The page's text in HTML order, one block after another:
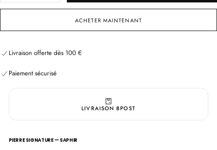
quantité
de
Gel
douche
quantité
de
Gel
douche
ACHETER MAINTENANT
Livraison offerte dès 100 €
Livraison offerte dès 100 €
Paiement sécurisé
Paiement sécurisé
LIVRAISON BPOST
PIERRE SIGNATURE — SAPHIR